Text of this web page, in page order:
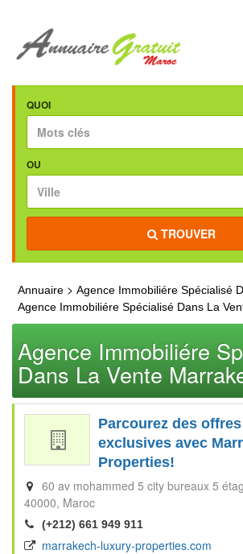
QUOI
OU
TROUVER
Annuaire > Agence Immobiliére Spécialisé
Agence Immobiliére Spécialisé Dans La
Agence Immobiliére
Dans La Vente
Parcourez des
exclusives avec
Properties!
60 av mohammed 5 city bureaux 5
40000 Maroc
(+212) 661 949 911
marrakech-luxury-properties.com